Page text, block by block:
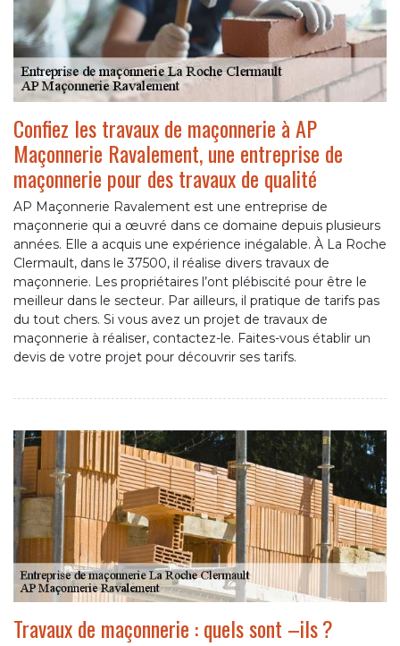
Confiez les travaux de maçonnerie à AP
Maçonnerie Ravalement, une entreprise de
maçonnerie pour des travaux de qualité
AP Maçonnerie Ravalement est une entreprise de
maçonnerie qui a œuvré dans ce domaine depuis plusieurs
années. Elle a acquis une expérience inégalable. À La Roche
Clermault, dans le 37500, il réalise divers travaux de
maçonnerie. Les propriétaires l’ont plébiscité pour être le
meilleur dans le secteur. Par ailleurs, il pratique de tarifs pas
du tout chers. Si vous avez un projet de travaux de
maçonnerie à réaliser, contactez-le. Faites-vous établir un
devis de votre projet pour découvrir ses tarifs.
Travaux de maçonnerie : quels sont –ils ?